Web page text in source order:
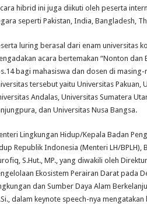
hibrid ini juga diikuti oleh peserta
seperti Pakistan, India, Bangladesh,
luring berasal dari enam universitas
acara bertemakan “Nonton dan
bagi mahasiswa dan dosen di masing-
tersebut yaitu Universitas Pakuan,
Andalas, Universitas Sumatera
dan Universitas Nusa Bangsa.
Lingkungan Hidup/Kepala Badan
Republik Indonesia (Menteri LH/BPLH),
S.Hut., MP., yang diwakili oleh
Ekosistem Perairan Darat pada
dan Sumber Daya Alam
dalam keynote speech-nya